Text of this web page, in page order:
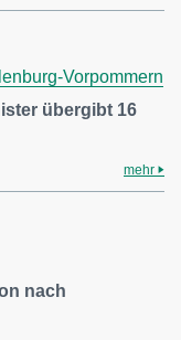
Vorpommern
übergibt 16
mehr
nach